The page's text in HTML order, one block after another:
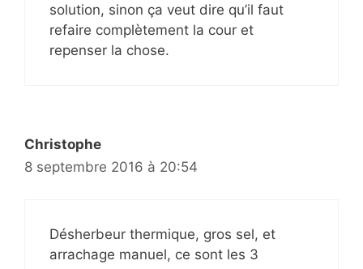
solution, sinon ça veut dire qu’il faut
refaire complètement la cour et
repenser la chose.
Christophe
8 septembre 2016 à 20:54
Désherbeur thermique, gros sel, et
arrachage manuel, ce sont les 3